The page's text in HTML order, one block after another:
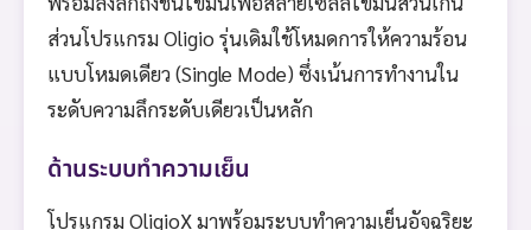
ส่วนโปรแกรม Oligio รุ่นเดิมใช้โหมดการให้ความร้อน
แบบโหมดเดียว (Single Mode) ซึ่งเน้นการทำงานใน
ระดับความลึกระดับเดียวเป็นหลัก
ด้านระบบทำความเย็น
โปรแกรม OligioX มาพร้อมระบบทำความเย็นอัจฉริยะ